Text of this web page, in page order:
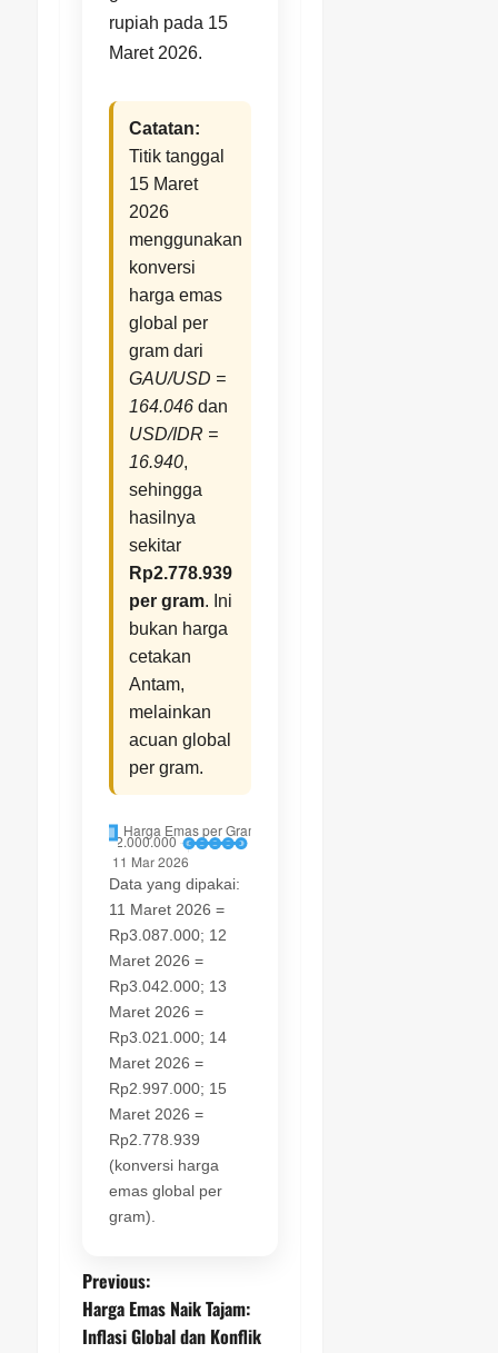
rupiah pada 15
Maret 2026.
Catatan:
Titik tanggal
15 Maret
2026
menggunakan
konversi
harga emas
global per
gram dari
GAU/USD =
164.046 dan
USD/IDR =
16.940,
sehingga
hasilnya
sekitar
Rp2.778.939
per gram. Ini
bukan harga
cetakan
Antam,
melainkan
acuan global
per gram.
Data yang dipakai:
11 Maret 2026 =
Rp3.087.000; 12
Maret 2026 =
Rp3.042.000; 13
Maret 2026 =
Rp3.021.000; 14
Maret 2026 =
Rp2.997.000; 15
Maret 2026 =
Rp2.778.939
(konversi harga
emas global per
gram).
P
o
Previous:
Harga Emas Naik Tajam:
Inflasi Global dan Konflik